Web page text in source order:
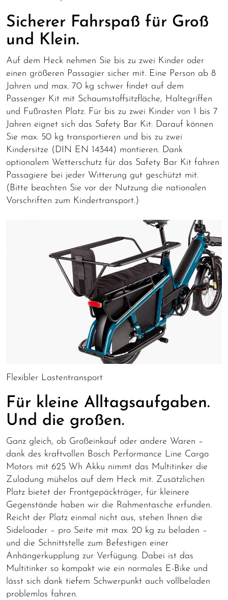
Sicherer Fahrspaß für Groß
und Klein.
Auf dem Heck nehmen Sie bis zu zwei Kinder oder
einen größeren Passagier sicher mit. Eine Person ab 8
Jahren und max. 70 kg schwer findet auf dem
Passenger Kit mit Schaumstoffsitzfläche, Haltegriffen
und Fußrasten Platz. Für bis zu zwei Kinder von 1 bis 7
Jahren eignet sich das Safety Bar Kit: Darauf können
Sie max. 50 kg transportieren und bis zu zwei
Kindersitze (DIN EN 14344) montieren. Dank
optionalem Wetterschutz für das Safety Bar Kit fahren
Passagiere bei jeder Witterung gut geschützt mit.
(Bitte beachten Sie vor der Nutzung die nationalen
Vorschriften zum Kindertransport.)
Flexibler Lastentransport
Für kleine Alltagsaufgaben.
Und die großen.
Ganz gleich, ob Großeinkauf oder andere Waren –
dank des kraftvollen Bosch Performance Line Cargo
Motors mit 625 Wh Akku nimmt das Multitinker die
Zuladung mühelos auf dem Heck mit. Zusätzlichen
Platz bietet der Frontgepäckträger, für kleinere
Gegenstände haben wir die Rahmentasche erfunden.
Reicht der Platz einmal nicht aus, stehen Ihnen die
Sideloader – pro Seite mit max. 20 kg zu beladen –
und die Schnittstelle zum Befestigen einer
Anhängerkupplung zur Verfügung. Dabei ist das
Multitinker so kompakt wie ein normales E-Bike und
lässt sich dank tiefem Schwerpunkt auch vollbeladen
problemlos fahren.